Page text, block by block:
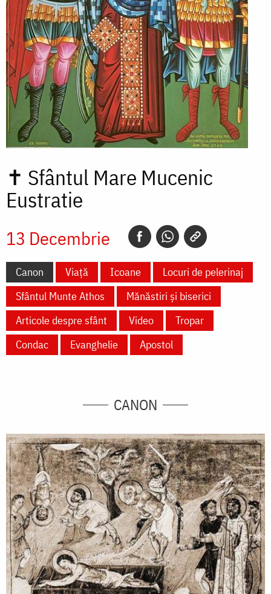
✝ Sfântul Mare Mucenic
Eustratie
13 Decembrie
Canon Viață Icoane
Locuri de pelerinaj
Sfântul Munte Athos
Mănăstiri și biserici
Articole despre sfânt
Video
Tropar
Condac
Evanghelie Apostol
CANON